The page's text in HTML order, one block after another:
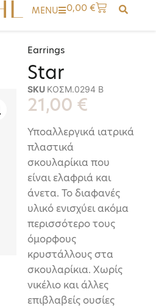
MENU 0,00€
Earrings
Star
SKU ΚΟΣΜ.0294 Β
21,00 €
Υποαλλεργικά ιατρικά
πλαστικά
σκουλαρίκια που
είναι ελαφριά και
άνετα. Το διαφανές
υλικό ενισχύει ακόμα
περισσότερο τους
όμορφους
κρυστάλλους στα
σκουλαρίκια. Χωρίς
νικέλιο και άλλες
επιβλαβείς ουσίες